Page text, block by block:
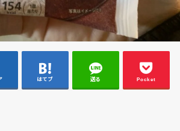
はてブ 送る Pocket